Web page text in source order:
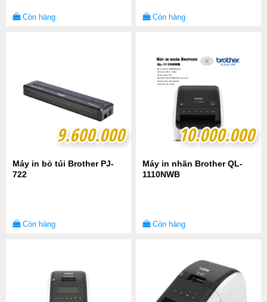
Còn hàng Còn hàng
9.600.000
9.600.000
Máy in bỏ túi Brother PJ-
722
Còn hàng
10.000.000
10.000.000
Máy in nhãn Brother QL-
1110NWB
Còn hàng